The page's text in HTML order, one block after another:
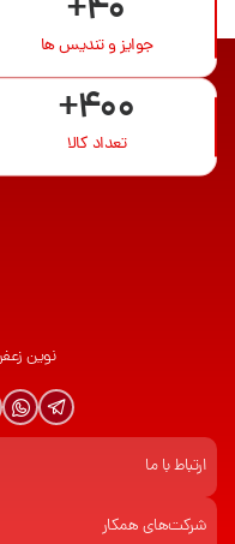
جوایز و تندیس ها
+400
تعداد کالا
نوین
ارتباط با ما
شرکت‌های همکار